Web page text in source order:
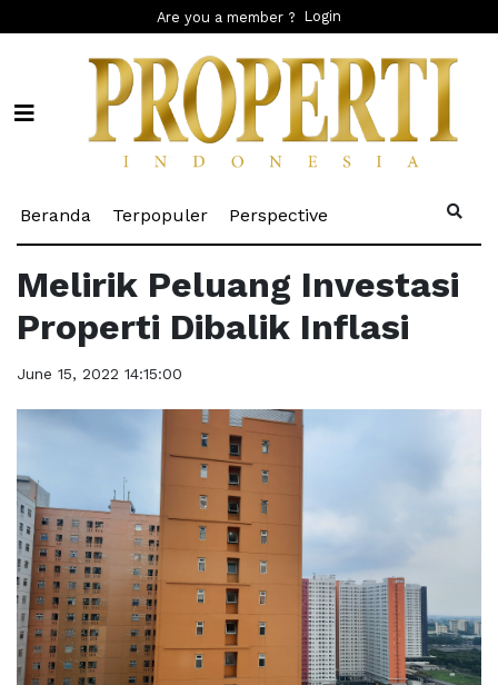
Are you a member ? Login
Beranda (current)
Terpopuler(current)
Perspective
Melirik Peluang Investasi
Properti Dibalik Inflasi
June 15, 2022 14:15:00